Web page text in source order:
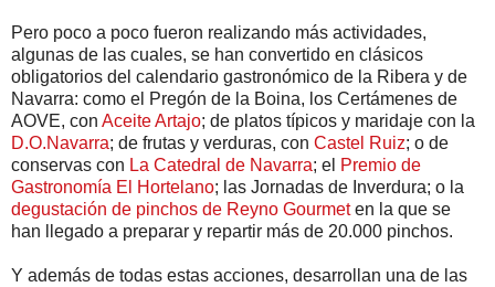
Pero poco a poco fueron realizando más actividades,
algunas de las cuales, se han convertido en clásicos
obligatorios del calendario gastronómico de la Ribera y de
Navarra: como el Pregón de la Boina, los Certámenes de
AOVE, con Aceite Artajo; de platos típicos y maridaje con la
D.O.Navarra; de frutas y verduras, con Castel Ruiz; o de
conservas con La Catedral de Navarra; el Premio de
Gastronomía El Hortelano; las Jornadas de Inverdura; o la
degustación de pinchos de Reyno Gourmeten la que se
han llegado a preparar y repartir más de 20.000 pinchos.
Y además de todas estas acciones, desarrollan una de las